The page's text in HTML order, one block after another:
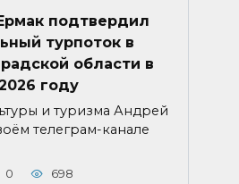
подтвердил
турпоток в
области в
году
и туризма Андрей
телеграм-канале
0 698